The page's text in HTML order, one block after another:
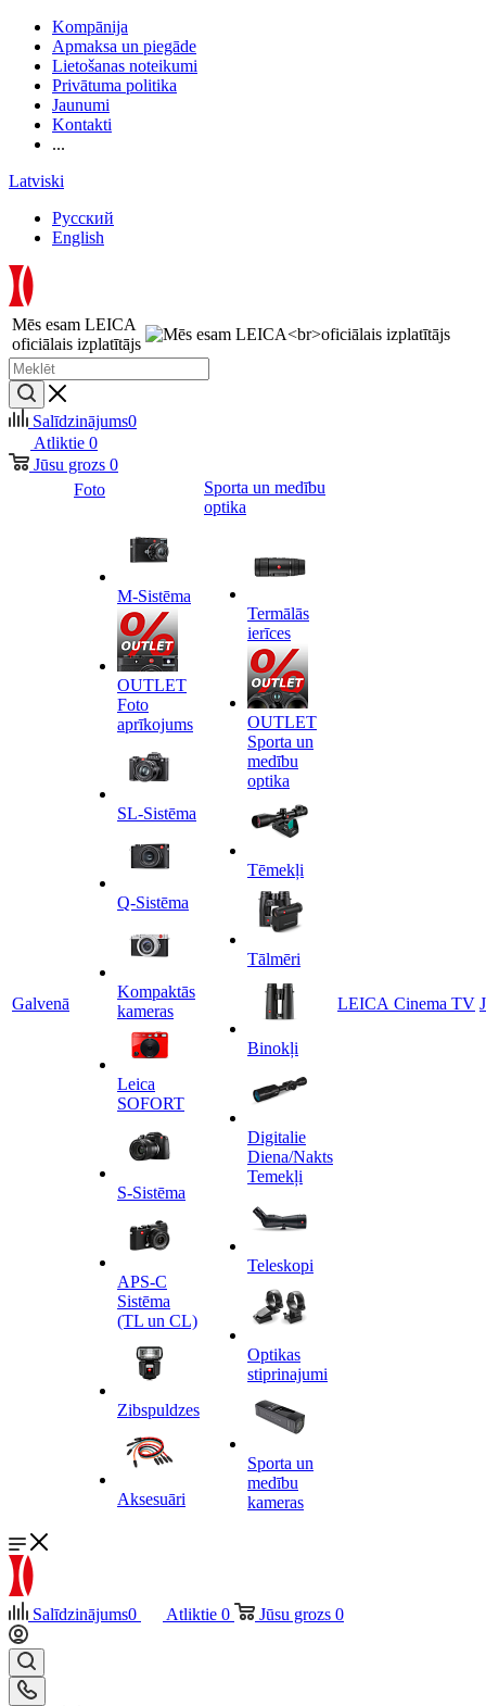
Kompānija
Apmaksa un piegāde
Lietošanas noteikumi
Privātuma politika
Jaunumi
Kontakti
...
Latviski
Русский
English
Mēs esam LEICA
oficiālais izplatītājs
Salīdzinājums0
Atliktie 0
Jūsu grozs 0
Galvenā
Foto
M-Sistēma
OUTLET
Foto
aprīkojums
SL-Sistēma
Q-Sistēma
Kompaktās
kameras
Leica
SOFORT
S-Sistēma
APS-C
Sistēma
(TL un CL)
Zibspuldzes
Aksesuāri
Sporta un medību
optika
Termālās
ierīces
OUTLET
Sporta un
medību
optika
Tēmekļi
Tālmēri
Binokļi
Digitalie
Diena/Nakts
Temekļi
Teleskopi
Optikas
stiprinajumi
Sporta un
medību
kameras
LEICA Cinema TV
Salīdzinājums0 Atliktie 0 Jūsu grozs 0